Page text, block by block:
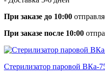
При заказе до 10:00
При заказе после 10:00
Стерилизатор паровой